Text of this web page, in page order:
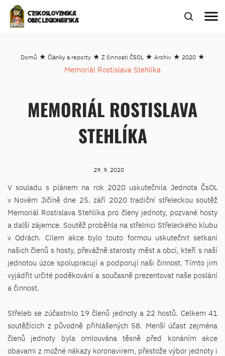
ČESKOSLOVENSKÁ
OBEC LEGIONÁŘSKÁ
menu
Domů ★ Články a reporty ★ Z činnosti ČSOL ★ Archiv ★ 2020 ★
Memoriál Rostislava Stehlíka
MEMORIÁL ROSTISLAVA
STEHLÍKA
29. 9. 2020
V souladu s plánem na rok 2020 uskutečnila Jednota ČsOL
v Novém Jičíně dne 25. září 2020 tradiční střeleckou soutěž
Memoriál Rostislava Stehlíka pro členy jednoty, pozvané hosty
a další zájemce. Soutěž proběhla na střelnici Střeleckého klubu
v Odrách. Cílem akce bylo touto formou uskutečnit setkaní
našich členů s hosty, převážně starosty měst a obcí, kteří s naší
jednotou úzce spolupracují a podporují naši činnost. Tímto jim
vyjádřit určité poděkování a současně prezentovat naše poslání
a činnost.
Střeleb se zúčastnilo 19 členů jednoty a 22 hostů. Celkem 41
soutěžících z původně přihlášených 58. Menší účast zejména
členů jednoty byla omlouvána těsně před konáním akce
obavami z možné nákazy koronavirem, přestože výbor jednoty i